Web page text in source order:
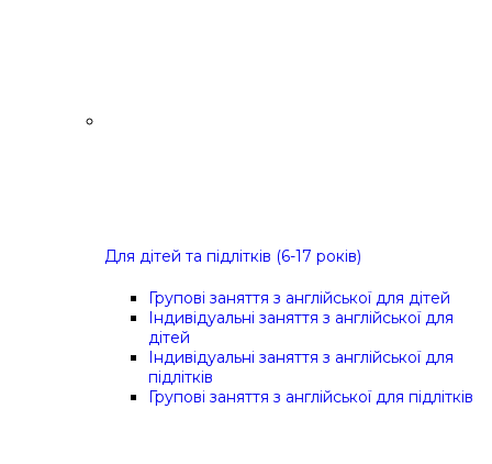
Для дітей та підлітків (6-17 років)
Групові заняття з англійської для дітей
Індивідуальні заняття з англійської для
дітей
Індивідуальні заняття з англійської для
підлітків
Групові заняття з англійської для підлітків